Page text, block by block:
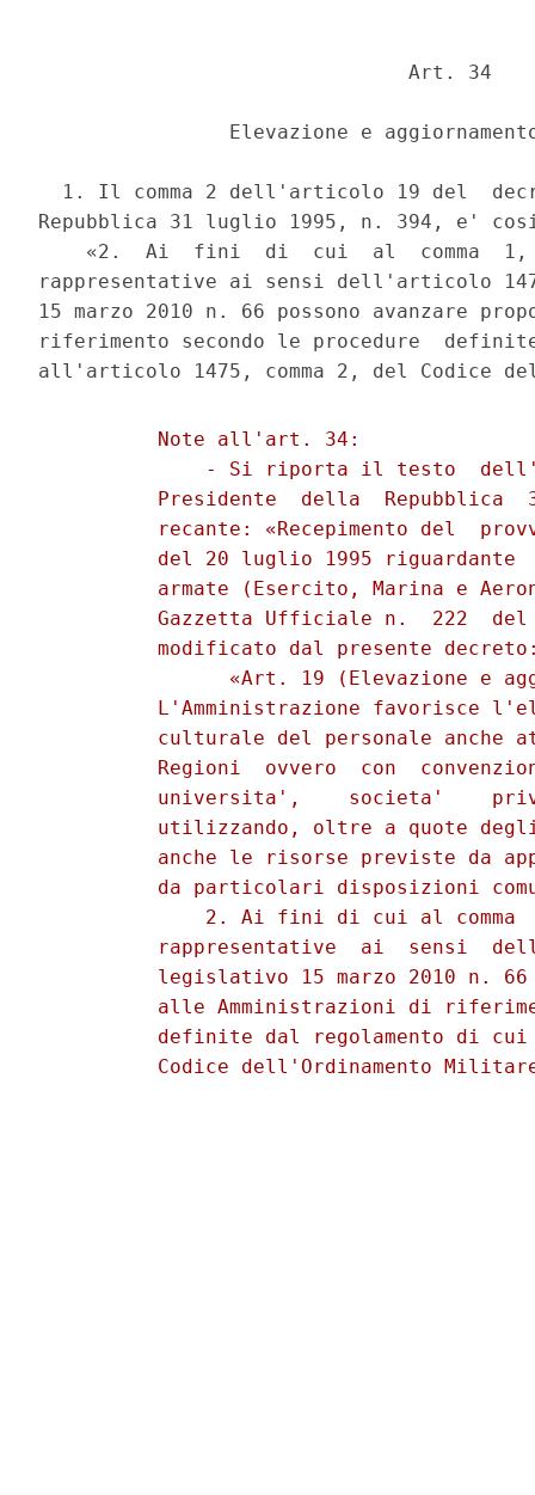
                               Art. 34
Elevazione e
1. Il comma 2 dell'articolo 19 del
Repubblica 31 luglio 1995, n. 394, e'
«2.  Ai  fini  di  cui  al  comma
rappresentative ai sensi dell'articolo
15 marzo 2010 n. 66 possono avanzare
riferimento secondo le procedure
          Note all'art. 34:
- Si riporta il testo
Presidente  della  Repubblica
recante: «Recepimento del
del 20 luglio 1995 riguardante
armate (Esercito, Marina e
Gazzetta Ufficiale n.  222
modificato dal presente
«Art. 19 (Elevazione e
L'Amministrazione favorisce
culturale del personale anche
Regioni  ovvero  con
universita',    societa'
utilizzando, oltre a quote
anche le risorse previste da
da particolari disposizioni
2. Ai fini di cui al comma
rappresentative  ai  sensi
legislativo 15 marzo 2010 n.
alle Amministrazioni di
definite dal regolamento di